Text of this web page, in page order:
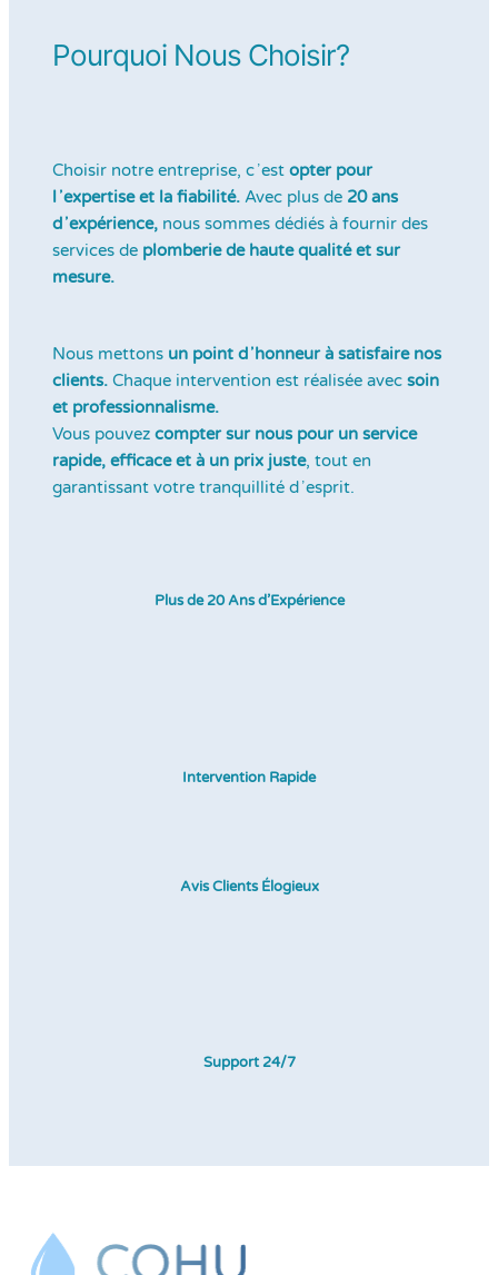
Pourquoi Nous Choisir?
Choisir notre entreprise, cʼest opter pour
lʼexpertise et la fiabilité.Avec plus de 20 ans
dʼexpérience,nous sommes dédiés à fournir des
services de plomberie de haute qualité et sur
mesure.
Nous mettons un point dʼhonneur à satisfaire nos
clients.Chaque intervention est réalisée avec soin
et professionnalisme.
Vous pouvez compter sur nous pour un service
rapide, efficace et à un prix juste, tout en
garantissant votre tranquillité dʼesprit.
Plus de 20 Ans d’Expérience
Intervention Rapide
Avis Clients Élogieux
Support 24/7